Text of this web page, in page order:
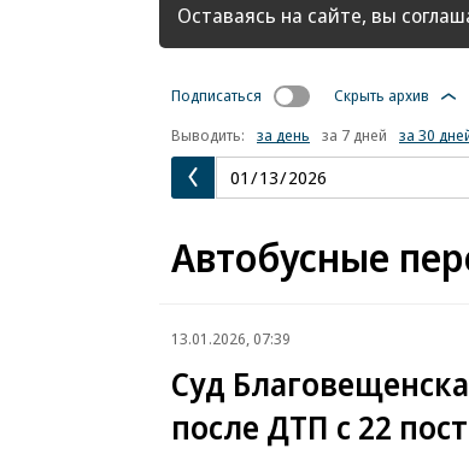
Оставаясь на сайте, вы
Подписаться
Скрыть архив
Выводить:
за день за 7 дней за 30
Автобусные
13.01.2026, 07:39
Суд
после ДТП с 22